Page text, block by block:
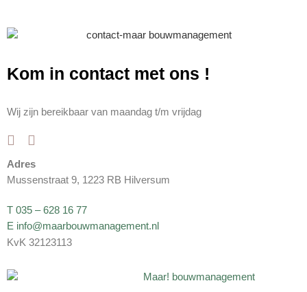
Kom in contact met ons !
Wij zijn bereikbaar van maandag t/m vrijdag
Adres
Mussenstraat 9, 1223 RB Hilversum
T 035 – 628 16 77
E info@maarbouwmanagement.nl
KvK 32123113